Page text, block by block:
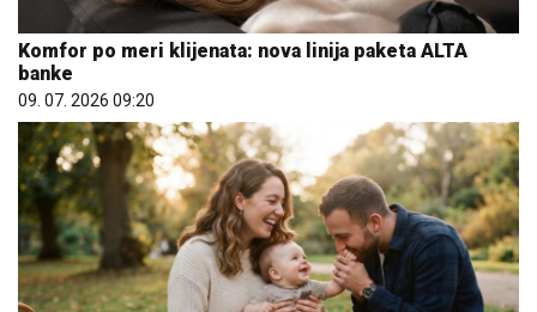
Komfor po meri klijenata: nova linija paketa ALTA
banke
09. 07. 2026 09:20